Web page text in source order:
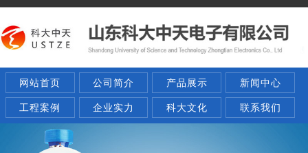
网站首页 公司简介 产品展示 新闻中心
工程案例 企业实力 科大文化 联系我们